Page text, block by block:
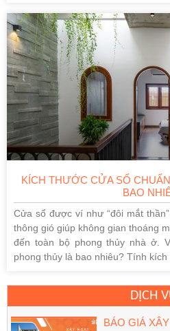
KÍCH THƯỚC CỬA SỔ
BAO
Cửa sổ được ví như “đôi mắt
thông gió giúp không gian thoáng
đến toàn bộ phong thủy nhà ở.
phong thủy là bao nhiêu? Tính
DỊCH
BÁO GIÁ